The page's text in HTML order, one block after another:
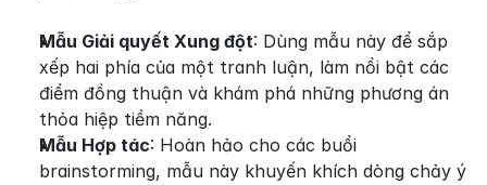
Mẫu Giải quyết Xung đột: Dùng mẫu này để sắp
xếp hai phía của một tranh luận, làm nổi bật các
điểm đồng thuận và khám phá những phương án
thỏa hiệp tiềm năng.
Mẫu Hợp tác: Hoàn hảo cho các buổi
brainstorming, mẫu này khuyến khích dòng chảy ý